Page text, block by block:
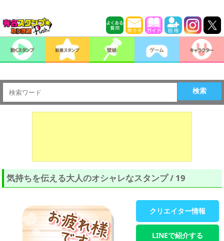
検索
気持ちを伝える大人のオシャレなスタンプ / 19
クリエイター情報
LINEで紹介する